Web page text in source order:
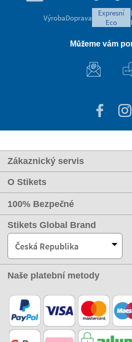
VýrobaDoprava
expresní
eco
Můžeme vám
Zákaznický servis
O Stikets
100% Bezpečné
Stikets Global Brand
Česká Republika
Naše platební metody